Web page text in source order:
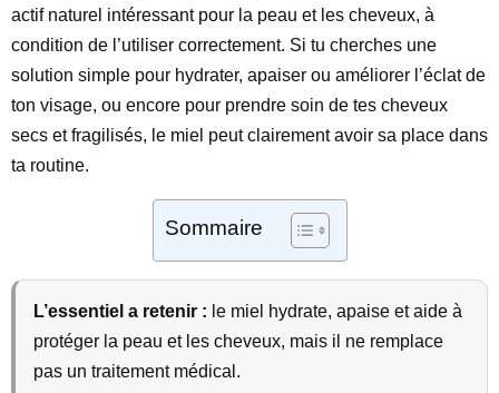
actif naturel intéressant pour la peau et les cheveux, à
condition de l’utiliser correctement. Si tu cherches une
solution simple pour hydrater, apaiser ou améliorer l’éclat de
ton visage, ou encore pour prendre soin de tes cheveux
secs et fragilisés, le miel peut clairement avoir sa place dans
ta routine.
Sommaire
L’essentiel a retenir : le miel hydrate, apaise et aide à
protéger la peau et les cheveux, mais il ne remplace
pas un traitement médical.